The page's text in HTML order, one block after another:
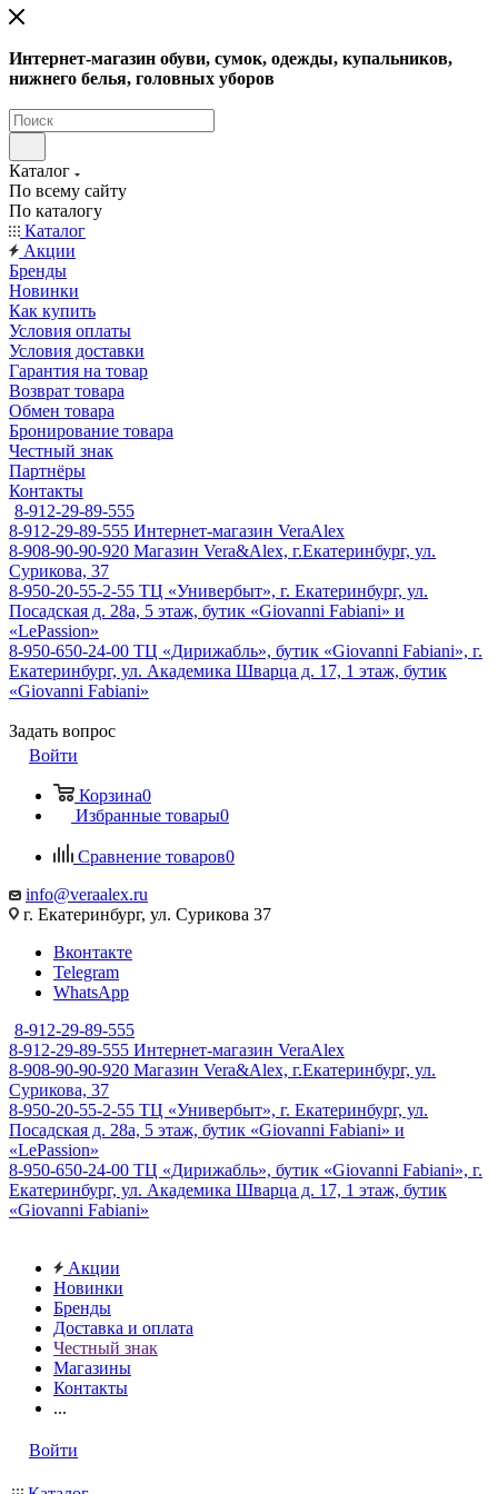
Интернет-магазин обуви, сумок, одежды, купальников,
нижнего белья, головных уборов
Каталог
По всему сайту
По каталогу
Каталог
Акции
Бренды
Новинки
Как купить
Условия оплаты
Условия доставки
Гарантия на товар
Возврат товара
Обмен товара
Бронирование товара
Честный знак
Партнёры
Контакты
8-912-29-89-555
8-912-29-89-555 Интернет-магазин VeraAlex
8-908-90-90-920 Магазин Vera&Alex, г.Екатеринбург, ул.
Сурикова, 37
8-950-20-55-2-55 ТЦ «Универбыт», г. Екатеринбург, ул.
Посадская д. 28а, 5 этаж, бутик «Giovanni Fabiani» и
«LePassion»
8-950-650-24-00 ТЦ «Дирижабль», бутик «Giovanni Fabiani», г.
Екатеринбург, ул. Академика Шварца д. 17, 1 этаж, бутик
«Giovanni Fabiani»
Задать вопрос
Войти
Корзина0
Избранные товары0
Сравнение товаров0
info@veraalex.ru
г. Екатеринбург, ул. Сурикова 37
Вконтакте
Telegram
WhatsApp
8-912-29-89-555
8-912-29-89-555 Интернет-магазин VeraAlex
8-908-90-90-920 Магазин Vera&Alex, г.Екатеринбург, ул.
Сурикова, 37
8-950-20-55-2-55 ТЦ «Универбыт», г. Екатеринбург, ул.
Посадская д. 28а, 5 этаж, бутик «Giovanni Fabiani» и
«LePassion»
8-950-650-24-00 ТЦ «Дирижабль», бутик «Giovanni Fabiani», г.
Екатеринбург, ул. Академика Шварца д. 17, 1 этаж, бутик
«Giovanni Fabiani»
Акции
Новинки
Бренды
Доставка и оплата
Честный знак
Магазины
Контакты
...
Войти